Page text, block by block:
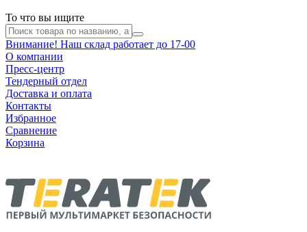
То что вы ищите
Внимание! Наш склад работает до 17-00
О компании
Пресс-центр
Тендерный отдел
Доставка и оплата
Контакты
Избранное
Сравнение
Корзина